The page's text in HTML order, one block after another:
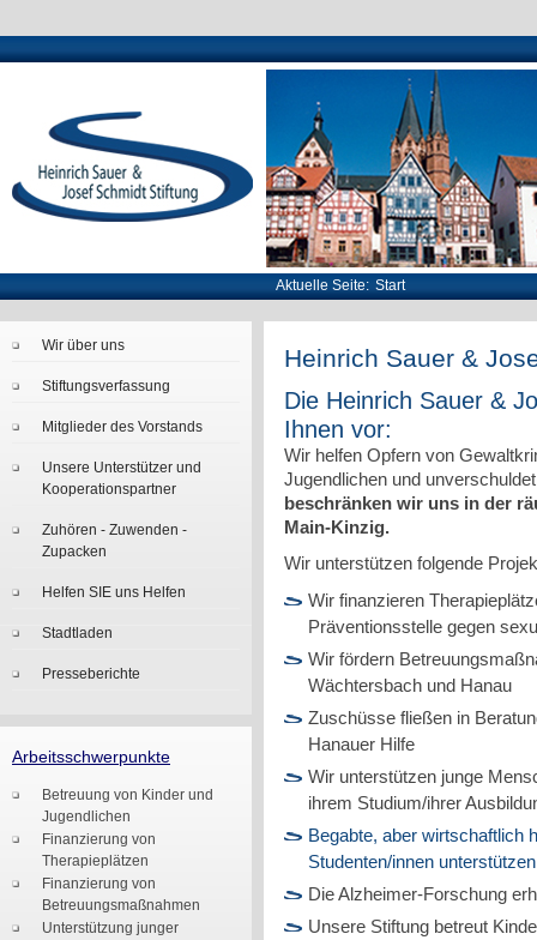
Aktuelle Seite: Start
Wir über uns
Stiftungsverfassung
Mitglieder des Vorstands
Unsere Unterstützer und
Kooperationspartner
Zuhören - Zuwenden -
Zupacken
Helfen SIE uns Helfen
Stadtladen
Presseberichte
Arbeitsschwerpunkte
Betreuung von Kinder und
Jugendlichen
Finanzierung von
Therapieplätzen
Finanzierung von
Betreuungsmaßnahmen
Unterstützung junger
Heinrich Sauer &
Die Heinrich Sauer &
Ihnen vor:
Wir helfen Opfern von
Jugendlichen und
beschränken wir uns in der
Main-Kinzig.
Wir unterstützen folgende
Wir finanzieren
Präventionsstelle gegen
Wir fördern
Wächtersbach und Hanau
Zuschüsse fließen in
Hanauer Hilfe
Wir unterstützen junge
ihrem Studium/ihrer
Begabte, aber wirtschaftlich
Studenten/innen
Die Alzheimer-Forschung
Unsere Stiftung betreut